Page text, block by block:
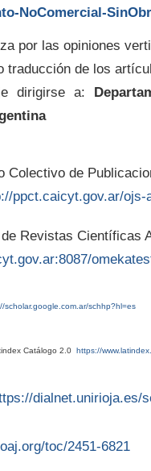
NoComercial-
por las opiniones
traducción de los
dirigirse a:
Colectivo de
ppct.caicyt.gov.ar/ojs-
Revistas Científicas
scholar.google.com.ar/schhp?hl=es
Catálogo 2.0 https://
dialnet.unirioja.es/
toc/2451-6821